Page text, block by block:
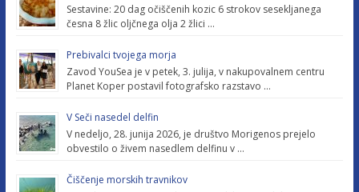
Sestavine: 20 dag očiščenih kozic 6 strokov sesekljanega
česna 8 žlic oljčnega olja 2 žlici …
Prebivalci tvojega morja
Zavod YouSea je v petek, 3. julija, v nakupovalnem centru
Planet Koper postavil fotografsko razstavo …
V Seči nasedel delfin
V nedeljo, 28. junija 2026, je društvo Morigenos prejelo
obvestilo o živem nasedlem delfinu v …
Čiščenje morskih travnikov